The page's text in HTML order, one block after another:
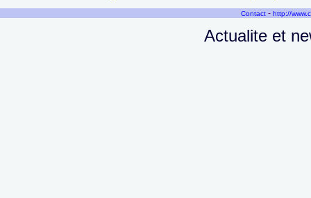
Contact - http://
Actualite et